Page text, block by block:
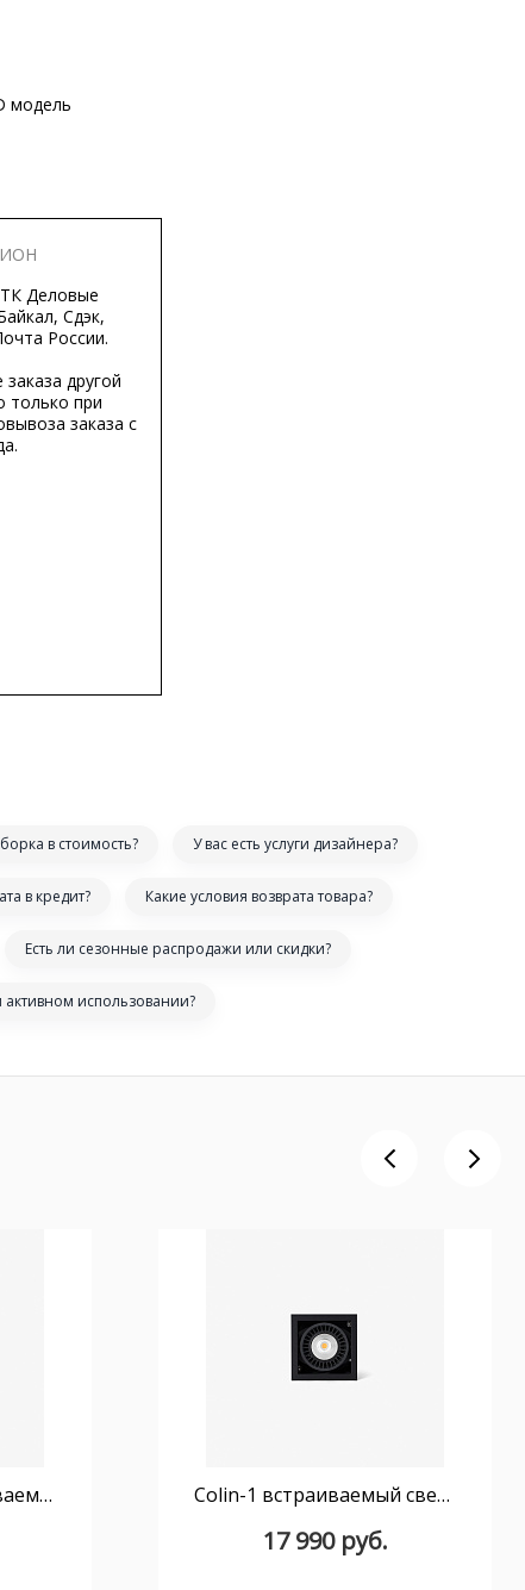
модель
Деловые
Сдэк,
России.
другой
только при
заказа с
в стоимость? У вас есть услуги дизайнера?
в кредит? Какие условия возврата товара?
Есть ли сезонные распродажи или скидки?
использовании?
Colin-1 Белый встраиваемый светильник 24-36Вт 3000К 20° Colin-1 встраиваемый светильник черный CRI95 24-36W 2700K 20°
17 990 руб.